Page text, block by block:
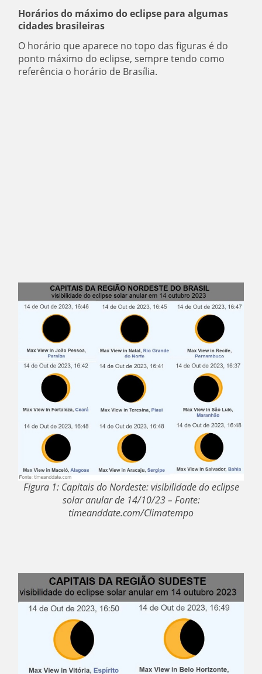
Horários do máximo do eclipse para algumas
cidades brasileiras
O horário que aparece no topo das figuras é do
ponto máximo do eclipse, sempre tendo como
referência o horário de Brasília.
Figura 1: Capitais do Nordeste: visibilidade do eclipse
solar anular de 14/10/23 – Fonte:
timeanddate.com/Climatempo